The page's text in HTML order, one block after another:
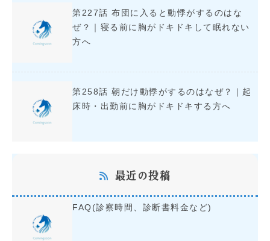
第227話 布団に入ると動悸がするのはな
ぜ？｜寝る前に胸がドキドキして眠れない
方へ
第258話 朝だけ動悸がするのはなぜ？｜起
床時・出勤前に胸がドキドキする方へ
最近の投稿
FAQ(診察時間、診断書料金など)